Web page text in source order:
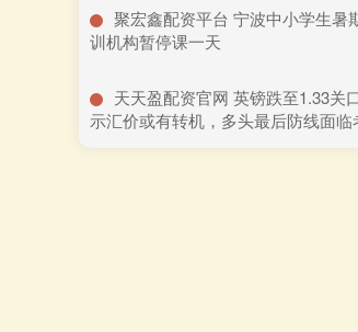
聚宏鑫配资平台 宁波中小学生暑
训机构暂停课一天
天天盈配资官网 英镑跌至1.33关
示汇价或有转机，多头最后防线面临